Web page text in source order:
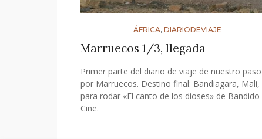
ÁFRICA, DIARIODEVIAJE
Marruecos 1/3, llegada
Primer parte del diario de viaje de nuestro paso
por Marruecos. Destino final: Bandiagara, Mali,
para rodar «El canto de los dioses» de Bandido
Cine.